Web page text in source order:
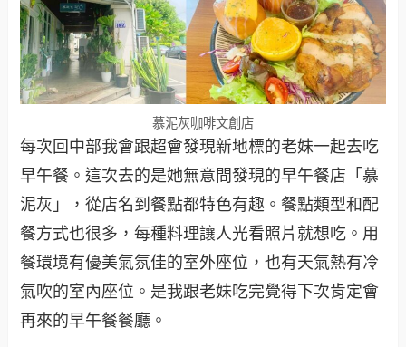
慕泥灰咖啡文創店
每次回中部我會跟超會發現新地標的老妹一起去吃
早午餐。這次去的是她無意間發現的早午餐店「慕
泥灰」，從店名到餐點都特色有趣。餐點類型和配
餐方式也很多，每種料理讓人光看照片就想吃。用
餐環境有優美氣氛佳的室外座位，也有天氣熱有冷
氣吹的室內座位。是我跟老妹吃完覺得下次肯定會
再來的早午餐餐廳。